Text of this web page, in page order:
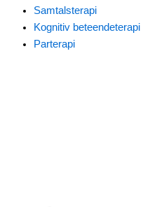
Samtalsterapi
Kognitiv beteendeterapi
Parterapi